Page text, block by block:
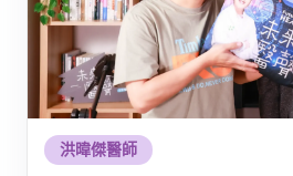
洪暐傑醫師